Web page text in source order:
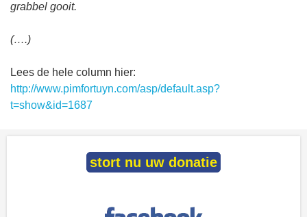
grabbel gooit.
(….)
Lees de hele column hier:
http://www.pimfortuyn.com/asp/default.asp?
t=show&id=1687
stort nu uw donatie